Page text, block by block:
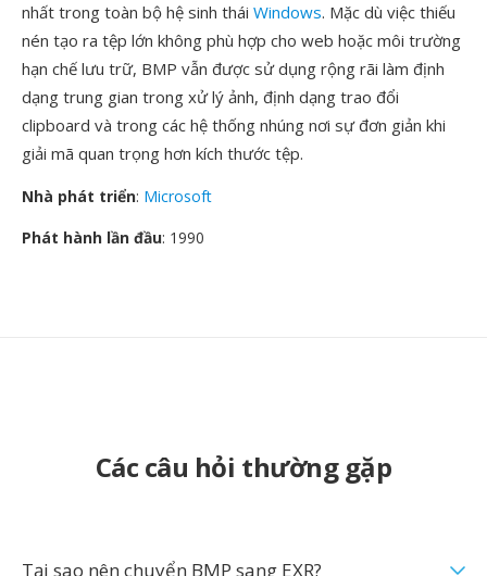
nhất trong toàn bộ hệ sinh thái Windows. Mặc dù việc thiếu
nén tạo ra tệp lớn không phù hợp cho web hoặc môi trường
hạn chế lưu trữ, BMP vẫn được sử dụng rộng rãi làm định
dạng trung gian trong xử lý ảnh, định dạng trao đổi
clipboard và trong các hệ thống nhúng nơi sự đơn giản khi
giải mã quan trọng hơn kích thước tệp.
Nhà phát triển: Microsoft
Phát hành lần đầu: 1990
Các câu hỏi thường gặp
Tại sao nên chuyển BMP sang EXR?